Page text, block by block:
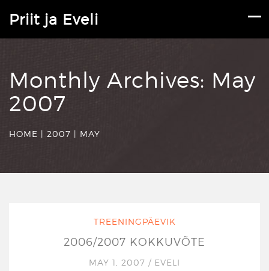
Priit ja Eveli
Monthly Archives: May
2007
HOME | 2007 | MAY
TREENINGPÄEVIK
2006/2007 KOKKUVÕTE
MAY 1, 2007 / EVELI